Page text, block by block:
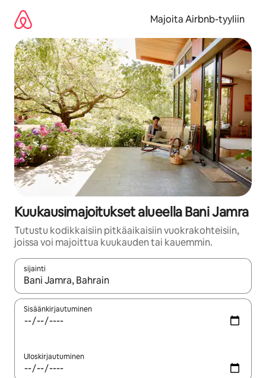
sisältö
väliin
Majoita Airbnb-tyyliin
Kuukausimajoitukset alueella Bani Jamra
Tutustu kodikkaisiin pitkäaikaisiin vuokrakohteisiin,
joissa voi majoittua kuukauden tai kauemmin.
sijainti
Kun tulokset ovat saatavilla, navigoi ylös- ja alas-
Sisäänkirjautuminen
Uloskirjautuminen